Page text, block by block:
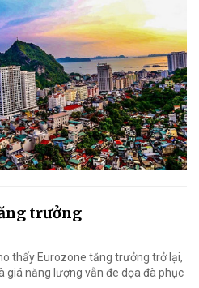
trưởng
thấy Eurozone tăng trưởng trở lại,
giá năng lượng vẫn đe dọa đà phục